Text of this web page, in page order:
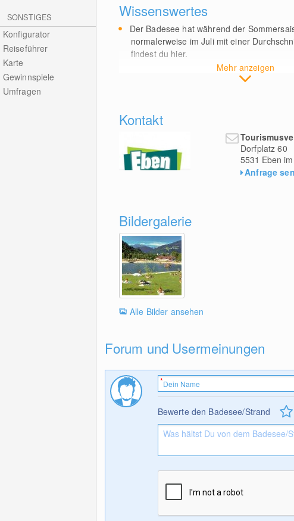
SONSTIGES
Konfigurator
Reiseführer
Karte
Gewinnspiele
Umfragen
Wissenswertes
Mehr anzeigen
Der Badesee hat während der
normalerweise im Juli mit einer
findest du hier.
Kontakt
Dorfplatz 60
5531 Eben
Anfrage
Bildergalerie
Alle Bilder ansehen
Forum und Usermeinungen
Bewerte den Badesee/Strand